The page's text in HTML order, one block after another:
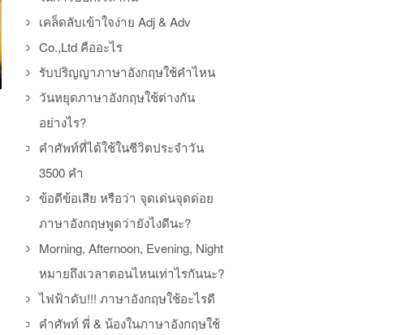
เคล็ดลับเข้าใจง่าย Adj & Adv
Co.,Ltd คืออะไร
รับปริญญาภาษาอังกฤษใช้คำไหน
วันหยุดภาษาอังกฤษใช้ต่างกัน
อย่างไร?
คำศัพท์ที่ได้ใช้ในชีวิตประจำวัน
3500 คำ
ข้อดีข้อเสีย หรือว่า จุดเด่นจุดด่อย
ภาษาอังกฤษพูดว่ายังไงดีนะ?
Morning, Afternoon, Evening, Night
หมายถึงเวลาตอนไหนเท่าไรกันนะ?
ไฟฟ้าดับ!!! ภาษาอังกฤษใช้อะไรดี
คำศัพท์ พี่ & น้องในภาษาอังกฤษใช้